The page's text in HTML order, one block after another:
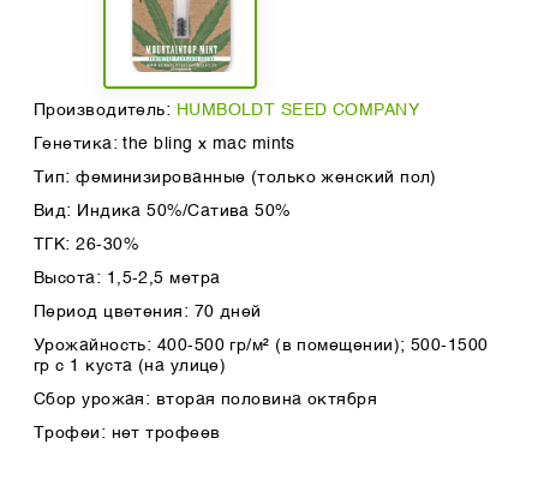
Производитель: HUMBOLDT SEED COMPANY
Генетика: the bling x mac mints
Тип: феминизированные (только женский пол)
Вид: Индика 50%/Сатива 50%
ТГК: 26-30%
Высота: 1,5-2,5 метра
Период цветения: 70 дней
Урожайность: 400-500 гр/м² (в помещении); 500-1500
гр с 1 куста (на улице)
Сбор урожая: вторая половина октября
Трофеи: нет трофеев